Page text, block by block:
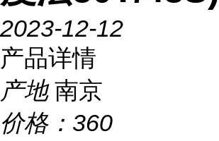
2023-12-12
产品详情
产地 南京
价格： 360